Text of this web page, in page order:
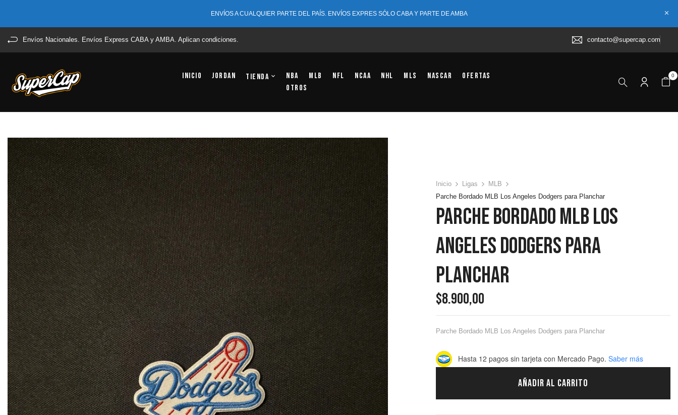
ENVÍOS A CUALQUIER PARTE DEL PAÍS. ENVÍOS EXPRES SÓLO CABA Y PARTE DE AMBA
Envíos Nacionales. Envíos Express CABA y AMBA. Aplican condiciones. contacto@supercap.com
Inicio Jordan Tienda NBA MLB NFL NCAA NHL MLS NASCAR
Ofertas
OTROS
0
Inicio Ligas
MLB
Parche Bordado MLB Los Angeles Dodgers para Planchar
Parche Bordado MLB Los
Angeles Dodgers Para
Planchar
$8.900,00
Parche Bordado MLB Los Angeles Dodgers para Planchar
Hasta 12 pagos sin tarjetacon Mercado Pago. Saber más
AÑADIR AL CARRITO